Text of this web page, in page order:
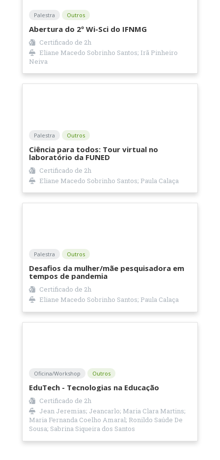
Palestra Outros
Abertura do 2º Wi-Sci do IFNMG
Certificado de 2h
Eliane Macedo Sobrinho Santos; Irã Pinheiro
Neiva
Palestra Outros
Ciência para todos: Tour virtual no
laboratório da FUNED
Certificado de 2h
Eliane Macedo Sobrinho Santos; Paula Calaça
Palestra Outros
Desafios da mulher/mãe pesquisadora em
tempos de pandemia
Certificado de 2h
Eliane Macedo Sobrinho Santos; Paula Calaça
Oficina/Workshop Outros
EduTech - Tecnologias na Educação
Certificado de 2h
Jean Jeremias; Jeancarlo; Maria Clara Martins;
Maria Fernanda Coelho Amaral; Ronildo Saúde De
Sousa; Sabrina Siqueira dos Santos